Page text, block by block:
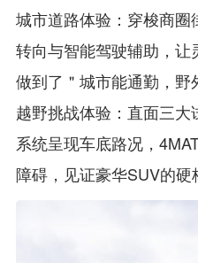
城市道路体验：穿梭商
转向与智能驾驶辅助，
做到了＂城市能通勤，野
越野挑战体验：直面三
系统呈现车底路况，
障碍，见证豪华SUV的硬